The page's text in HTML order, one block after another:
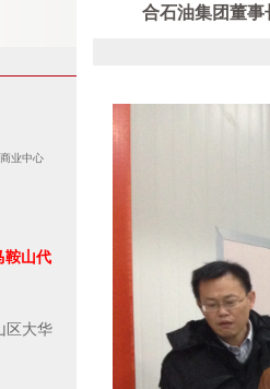
业中心
鞍山代
区大华
合石油集团董